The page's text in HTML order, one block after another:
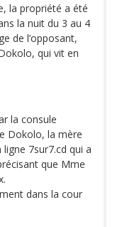
la propriété a été
la nuit du 3 au 4
de l’opposant,
qui vit en
la consule
Dokolo, la mère
7sur7.cd qui a
que Mme
dans la cour